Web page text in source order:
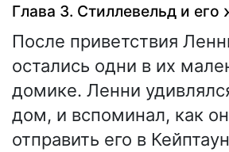
Глава 3. Стиллевельд и его
После приветствия
остались одни в их
домике. Ленни
дом, и вспоминал, как
отправить его в